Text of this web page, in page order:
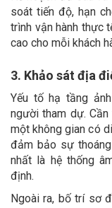
soát tiến độ, hạn
trình vận hành thực
cao cho mỗi khách
3. Khảo sát địa
Yếu tố hạ tầng
người tham dự.
một không gian có
đảm bảo sự
nhất là hệ thống
định.
Ngoài ra, bố trí sơ